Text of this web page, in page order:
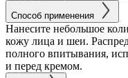
Способ применения
Нанесите небольшое
кожу лица и шеи.
полного впитывания,
и перед кремом.